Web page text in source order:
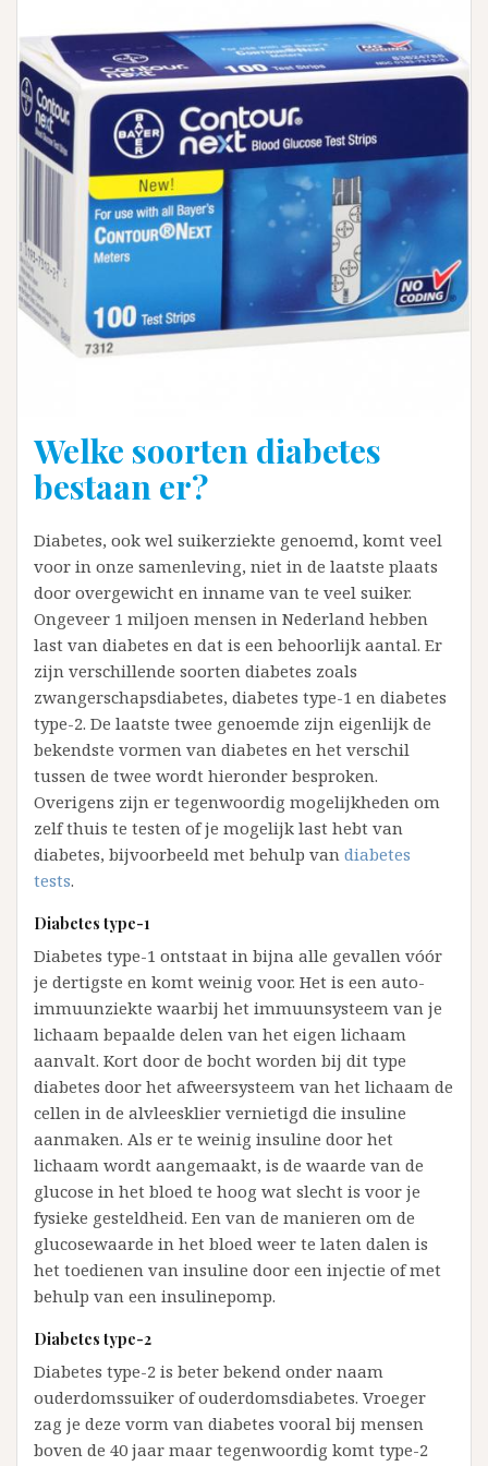
Welke soorten diabetes
bestaan er?
Diabetes, ook wel suikerziekte genoemd, komt veel
voor in onze samenleving, niet in de laatste plaats
door overgewicht en inname van te veel suiker.
Ongeveer 1 miljoen mensen in Nederland hebben
last van diabetes en dat is een behoorlijk aantal. Er
zijn verschillende soorten diabetes zoals
zwangerschapsdiabetes, diabetes type-1 en diabetes
type-2. De laatste twee genoemde zijn eigenlijk de
bekendste vormen van diabetes en het verschil
tussen de twee wordt hieronder besproken.
Overigens zijn er tegenwoordig mogelijkheden om
zelf thuis te testen of je mogelijk last hebt van
diabetes, bijvoorbeeld met behulp van diabetes
tests.
Diabetes type-1
Diabetes type-1 ontstaat in bijna alle gevallen vóór
je dertigste en komt weinig voor. Het is een auto-
immuunziekte waarbij het immuunsysteem van je
lichaam bepaalde delen van het eigen lichaam
aanvalt. Kort door de bocht worden bij dit type
diabetes door het afweersysteem van het lichaam de
cellen in de alvleesklier vernietigd die insuline
aanmaken. Als er te weinig insuline door het
lichaam wordt aangemaakt, is de waarde van de
glucose in het bloed te hoog wat slecht is voor je
fysieke gesteldheid. Een van de manieren om de
glucosewaarde in het bloed weer te laten dalen is
het toedienen van insuline door een injectie of met
behulp van een insulinepomp.
Diabetes type-2
Diabetes type-2 is beter bekend onder naam
ouderdomssuiker of ouderdomsdiabetes. Vroeger
zag je deze vorm van diabetes vooral bij mensen
boven de 40 jaar maar tegenwoordig komt type-2